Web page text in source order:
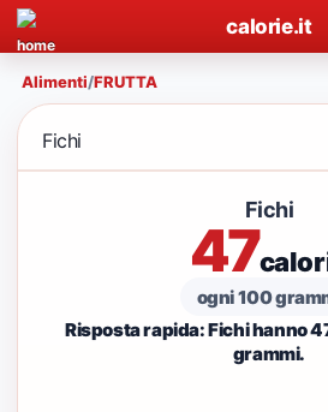
calorie.it
Alimenti/FRUTTA
Fichi
Fichi
47
ogni 100
Risposta rapida: Fichi hanno
grammi.